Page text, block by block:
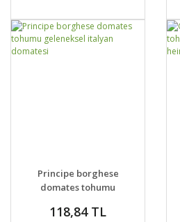
DETAYLAR SEPETE EKLE
Principe borghese
domates tohumu
domatesi
118,84 TL